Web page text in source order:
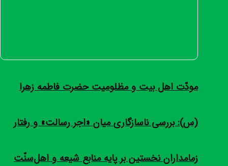
مودّت اهل بیت و مظلومیت حضرت فاطمه زهرا
(س): بررسی ناسازگاری میان «اجر رسالت» و رفتار
زمامداران نخستین بر پایه منابع شیعه و اهل‌سنّت